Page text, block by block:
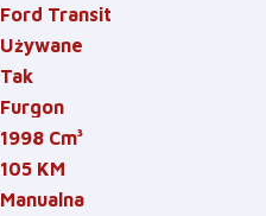
Ford Transit
Używane
Tak
Furgon
1998 Cm³
105 KM
Manualna